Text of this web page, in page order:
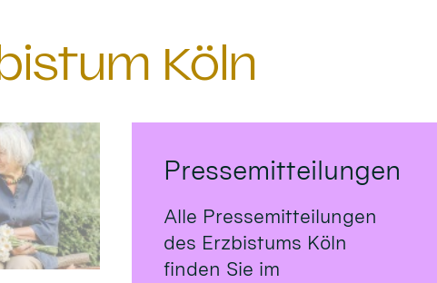
Köln
Pressemitteilungen
Alle Pressemitteilungen
des Erzbistums Köln
finden Sie im